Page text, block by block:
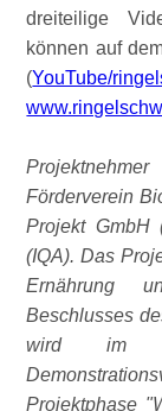
dreiteilige
können auf
(YouTube/
Förderverein
Projekt GmbH
(IQA). Das
Ernährung
Beschlusses
wird im
Projektphase